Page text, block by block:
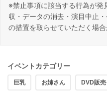
※禁止事項に該当する行為が発
収・データの消去・演目中止
の措置を取らせていただく場合
イベントカテゴリー
巨乳 お姉さん DVD販